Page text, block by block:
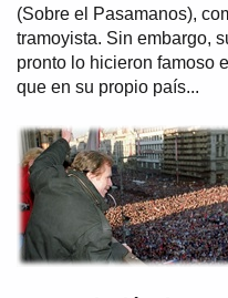
(Sobre el Pasamanos),
tramoyista. Sin embargo,
pronto lo hicieron famoso
que en su propio país...